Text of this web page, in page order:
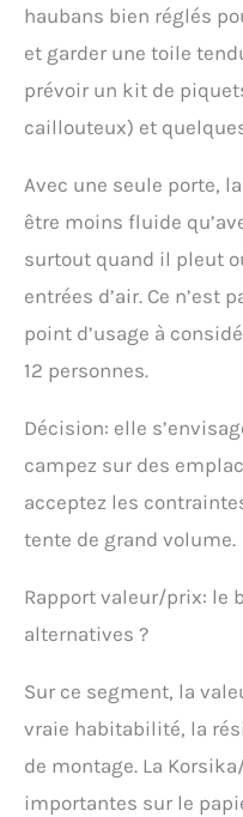
haubans bien réglés
et garder une toile
prévoir un kit de
caillouteux) et
Avec une seule porte,
être moins fluide
surtout quand il pleut
entrées d’air. Ce n’est
point d’usage à
12 personnes.
Décision: elle
campez sur des
acceptez les
tente de grand volume.
Rapport valeur/prix: le
alternatives ?
Sur ce segment, la
vraie habitabilité, la
de montage. La
importantes sur le